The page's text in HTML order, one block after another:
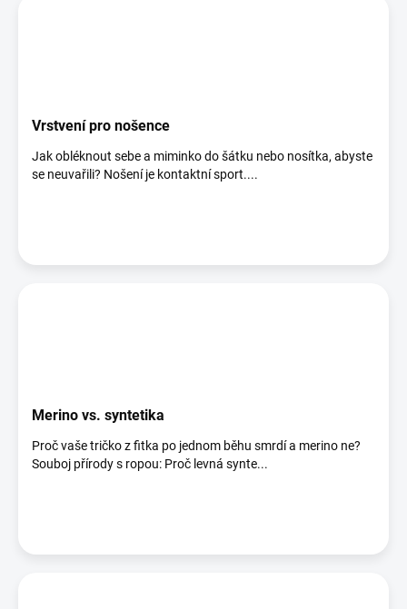
Vrstvení pro nošence
Jak obléknout sebe a miminko do šátku nebo nosítka, abyste
se neuvařili? Nošení je kontaktní sport....
Merino vs. syntetika
Proč vaše tričko z fitka po jednom běhu smrdí a merino ne?
Souboj přírody s ropou: Proč levná synte...